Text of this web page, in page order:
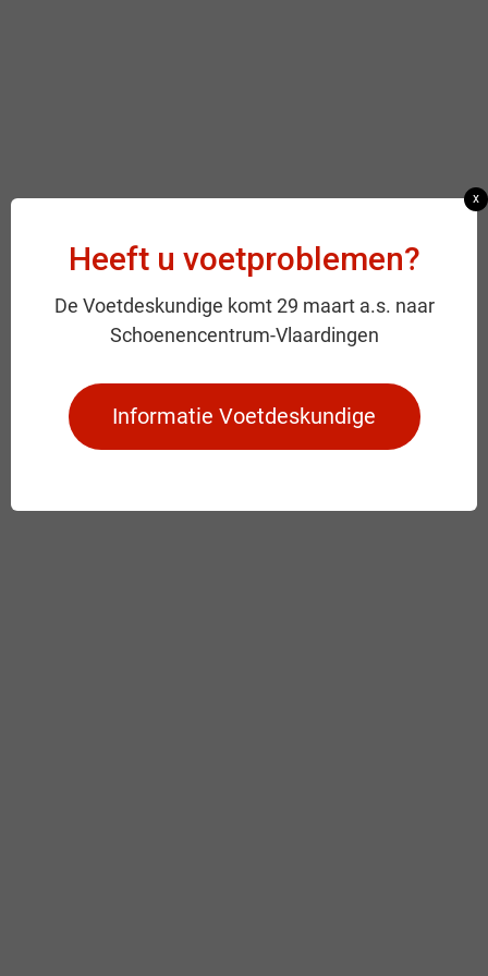
Heeft u voetproblemen?
De Voetdeskundige komt 29 maart a.s. naar
Schoenencentrum-Vlaardingen
Informatie Voetdeskundige
x